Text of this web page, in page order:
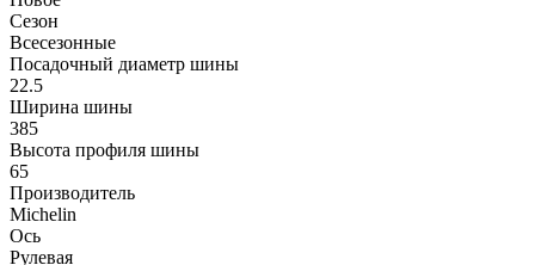
Сезон
Всесезонные
Посадочный диаметр шины
22.5
Ширина шины
385
Высота профиля шины
65
Производитель
Michelin
Ось
Рулевая